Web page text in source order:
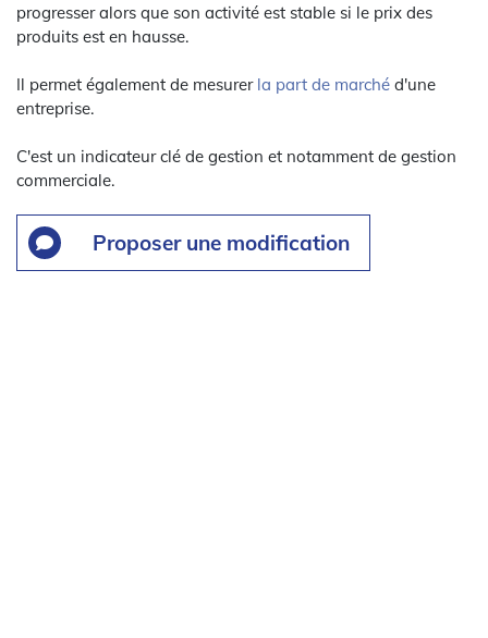
progresser alors que son activité est stable si le prix des
produits est en hausse.
Il permet également de mesurer la part de marché d'une
entreprise.
C'est un indicateur clé de gestion et notamment de gestion
commerciale.
Proposer une modification